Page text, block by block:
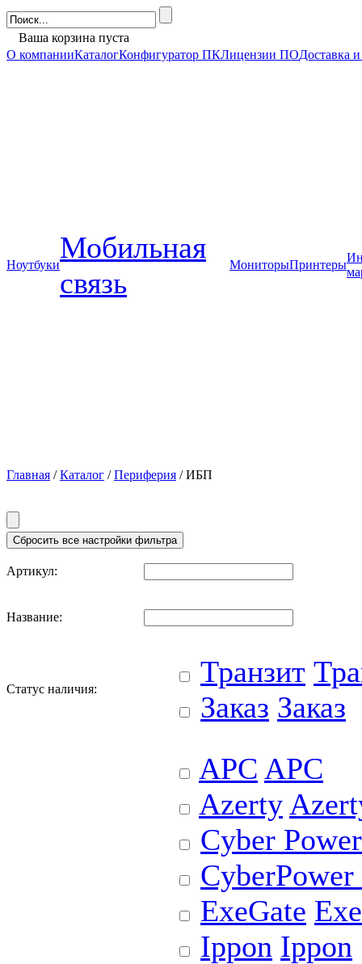
Ваша корзина пуста
О компанииКаталогКонфигуратор ПКЛицензии ПОДоставка
Ноутбуки
Мобильная
связь
МониторыПринтеры
Главная /Каталог /Периферия / ИБП
Артикул:
Название:
Статус наличия:
Транзит
Заказ Заказ
APC APC
Azerty
Cyber Power
CyberPower
ExeGate
Ippon Ippon